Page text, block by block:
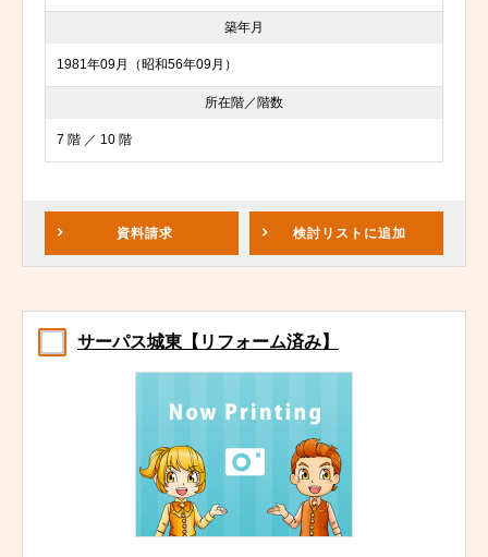
築年月
1981年09月（昭和56年09月）
所在階／階数
7 階 ／ 10 階
資料請求 検討リスト に追加
サーパス城東【リフォーム済み】